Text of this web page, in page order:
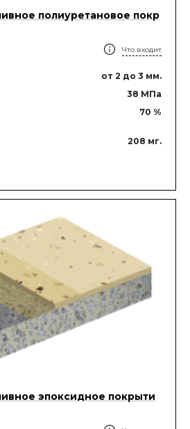
полиуретановое покр
Что входит
от 2 до 3 мм.
38 МПа
70 %
208 мг.
эпоксидное покрыти